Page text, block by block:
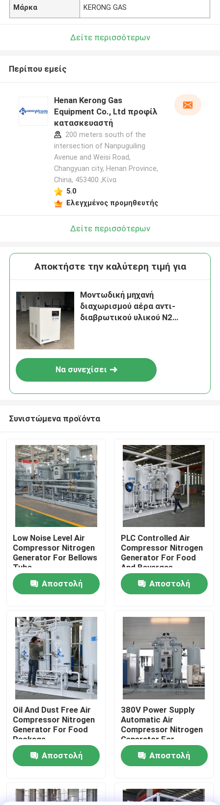
Σπίτι
Προϊόντα
Σχετικά με εμάς
Έλεγχος ποιότητας
Επικοινωνήστε μαζί μας
Ειδήσεις
Ζητήστε μια προσφορά
Παραγωγοί αζώτου PSA
Γεννήτρια αζώτου υψηλής αγνότητας
Μάρκα KERONG GAS
Δείτε περισσότερων
Περίπου εμείς
Henan Kerong Gas
Equipment Co., Ltd προφίλ
κατασκευαστή
200 meters south of the
intersection of Nanpuguiling
Avenue and Weisi Road,
Changyuan city, Henan Province,
China, 453400 ,Κίνα
5.0
Ελεγχμένος προμηθευτής
Δείτε περισσότερων
Αποκτήστε την καλύτερη τιμή για
Μοντωδική μηχανή
διαχωρισμού αέρα αντι-
διαβρωτικού υλικού N2
Να συνεχίσει
Συνιστώμενα προϊόντα
Low Noise Level Air
Compressor Nitrogen
Generator For Bellows
Tube
Αποστολή
PLC Controlled Air
Compressor Nitrogen
Generator For Food
And Bevergae
Αποστολή
Oil And Dust Free Air
Compressor Nitrogen
Generator For Food
Package
Αποστολή
380V Power Supply
Automatic Air
Compressor Nitrogen
Generator For
Beverage Filling
Αποστολή